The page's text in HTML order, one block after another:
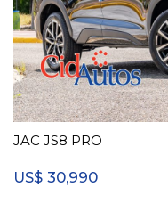
JAC JS8 PRO
US$ 30,990